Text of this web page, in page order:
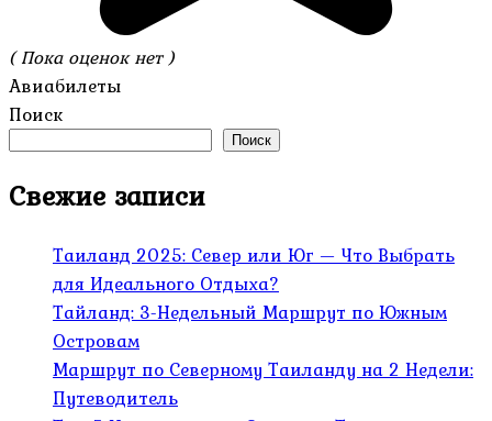
( Пока оценок нет )
Авиабилеты
Поиск
Поиск
Свежие записи
Таиланд 2025: Север или Юг — Что Выбрать
для Идеального Отдыха?
Тайланд: 3-Недельный Маршрут по Южным
Островам
Маршрут по Северному Таиланду на 2 Недели:
Путеводитель